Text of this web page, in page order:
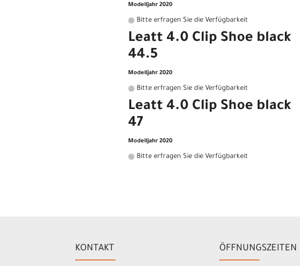
Modelljahr 2020
Bitte erfragen Sie die Verfügbarkeit
Leatt 4.0 Clip Shoe black
44.5
Modelljahr 2020
Bitte erfragen Sie die Verfügbarkeit
Leatt 4.0 Clip Shoe black
47
Modelljahr 2020
Bitte erfragen Sie die Verfügbarkeit
KONTAKT ÖFFNUNGSZEITEN